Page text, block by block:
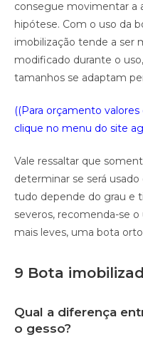
consegue movimentar a
hipótese. Com o uso da
imobilização tende a ser
modificado durante o
tamanhos se adaptam
((Para orçamento
clique no menu do site
Vale ressaltar que
determinar se será
tudo depende do grau e
severos, recomenda-se o
mais leves, uma bota
9 Bota
Qual a diferença
o gesso?